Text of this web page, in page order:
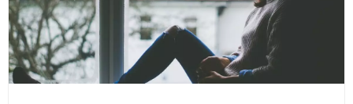
RECOMENDACIONES
CONTACTA CON NOSOTROS